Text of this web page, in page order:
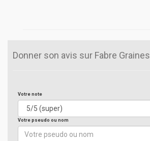
Donner son avis sur Fabre Graines
Votre note
Votre pseudo ou nom